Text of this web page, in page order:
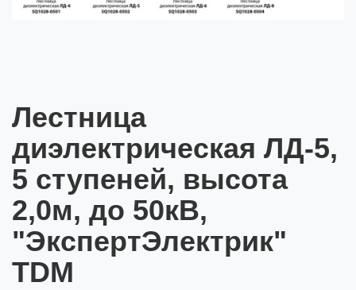
Лестница
диэлектрическая ЛД-5,
5 ступеней, высота
2,0м, до 50кВ,
"ЭкспертЭлектрик"
TDM